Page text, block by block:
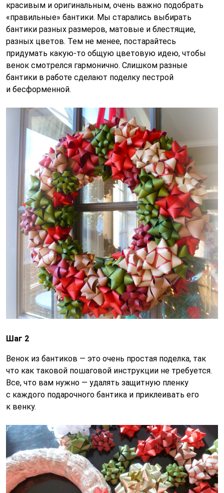
красивым и оригинальным, очень важно подобрать
«правильные» бантики. Мы старались выбирать
бантики разных размеров, матовые и блестящие,
разных цветов. Тем не менее, постарайтесь
придумать какую-то общую цветовую идею, чтобы
венок смотрелся гармонично. Слишком разные
бантики в работе сделают поделку пестрой
и бесформенной.
Шаг 2
Венок из бантиков — это очень простая поделка, так
что как таковой пошаговой инструкции не требуется.
Все, что вам нужно — удалять защитную пленку
с каждого подарочного бантика и приклеивать его
к венку.